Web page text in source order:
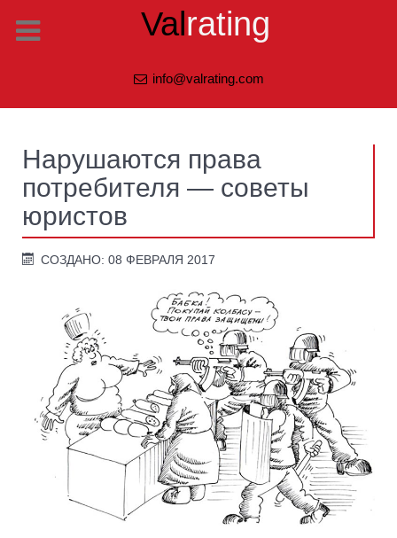
Valrating
info@valrating.com
Нарушаются права
потребителя — советы
юристов
СОЗДАНО: 08 ФЕВРАЛЯ 2017